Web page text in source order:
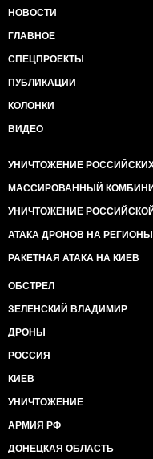
НОВОСТИ
ГЛАВНОЕ
СПЕЦПРОЕКТЫ
ПУБЛИКАЦИИ
КОЛОНКИ
ВИДЕО
УНИЧТОЖЕНИЕ
МАССИРОВАННЫЙ
УНИЧТОЖЕНИЕ
АТАКА ДРОНОВ НА
РАКЕТНАЯ АТАКА НА КИЕВ
ОБСТРЕЛ
ЗЕЛЕНСКИЙ ВЛАДИМИР
ДРОНЫ
РОССИЯ
КИЕВ
УНИЧТОЖЕНИЕ
АРМИЯ РФ
ДОНЕЦКАЯ ОБЛАСТЬ